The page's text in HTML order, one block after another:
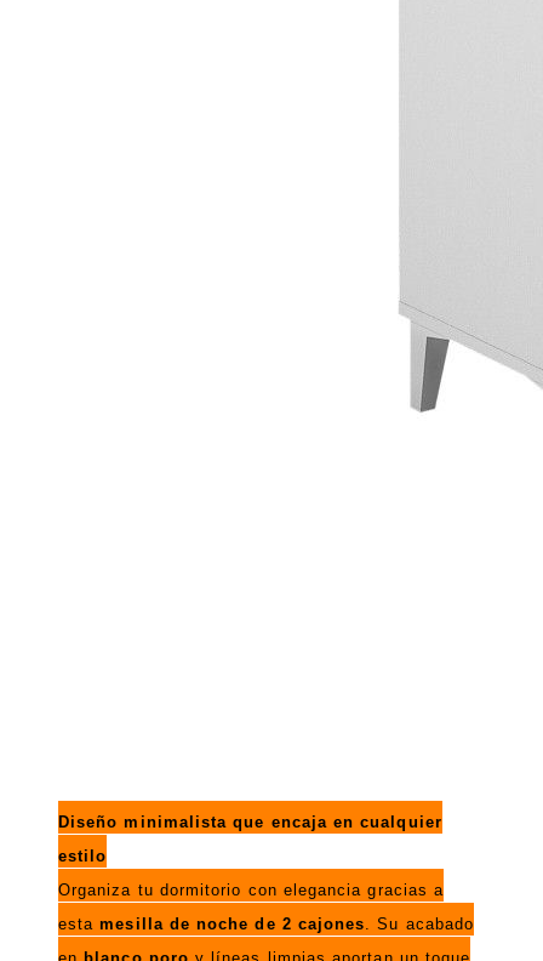
Diseño minimalista que encaja en cualquier
estilo
Organiza tu dormitorio con elegancia gracias a
estamesilla de noche de 2 cajones. Su acabado